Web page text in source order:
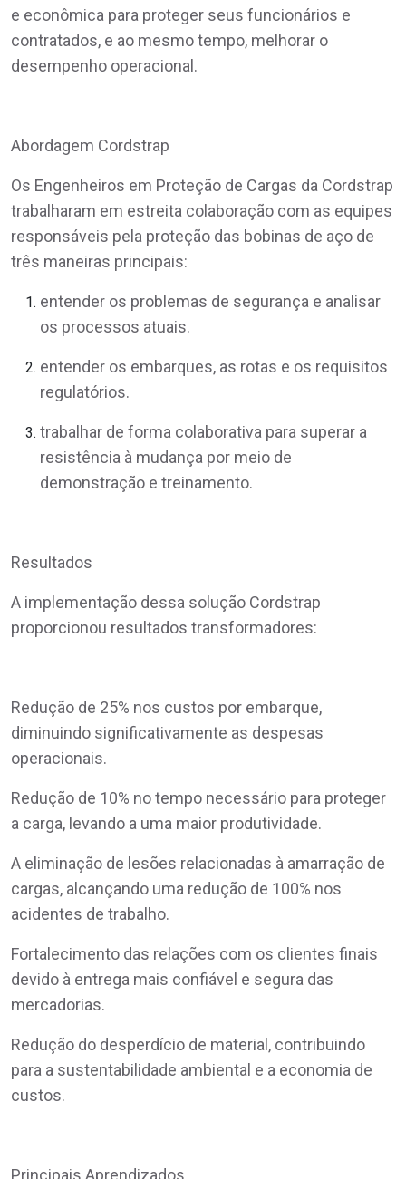
e econômica para proteger seus funcionários e
contratados, e ao mesmo tempo, melhorar o
desempenho operacional.
Abordagem Cordstrap
Os Engenheiros em Proteção de Cargas da Cordstrap
trabalharam em estreita colaboração com as equipes
responsáveis pela proteção das bobinas de aço de
três maneiras principais:
entender os problemas de segurança e analisar
os processos atuais.
entender os embarques, as rotas e os requisitos
regulatórios.
trabalhar de forma colaborativa para superar a
resistência à mudança por meio de
demonstração e treinamento.
Resultados
A implementação dessa solução Cordstrap
proporcionou resultados transformadores:
Redução de 25% nos custos por embarque,
diminuindo significativamente as despesas
operacionais.
Redução de 10% no tempo necessário para proteger
a carga, levando a uma maior produtividade.
A eliminação de lesões relacionadas à amarração de
cargas, alcançando uma redução de 100% nos
acidentes de trabalho.
Fortalecimento das relações com os clientes finais
devido à entrega mais confiável e segura das
mercadorias.
Redução do desperdício de material, contribuindo
para a sustentabilidade ambiental e a economia de
custos.
Principais Aprendizados